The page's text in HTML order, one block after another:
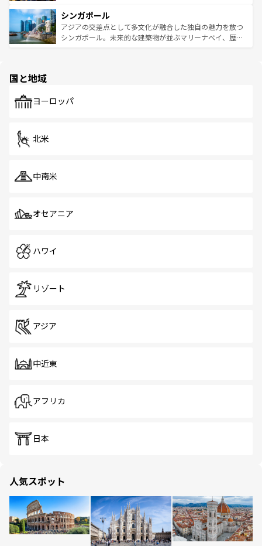
参照してほしい。
激する。気候は一年中温暖で、どの季節にも異なる楽しみ
が待っている。親しみやすいタイの人々、仏教を中心とし
た文化、そして多様な観光資源が、訪れる旅人を魅了し続
み、どこを訪れても感動するはず。観光スポットが密集し
ており、効率よく見どころを回れるのも魅力。息をのむよ
うな絶景から文化的な体験まで、香港を存分に楽しみ尽く
シンガポール
アジアの交差点として多文化が融合した独自の魅力を放つ
シンガポール。未来的な建築物が並ぶマリーナベイ、歴史
で、ホーカーズは地元の風情を楽しめる外せないスポット
国と地域
ヨーロッパ
北米
中南米
オセアニア
ハワイ
リゾート
アジア
中近東
アフリカ
日本
人気スポット